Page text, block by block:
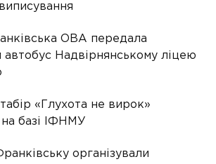
ОВА передала
автобус Надвірнянському ліцею
«Глухота не вирок»
на базі ІФНМУ
організували